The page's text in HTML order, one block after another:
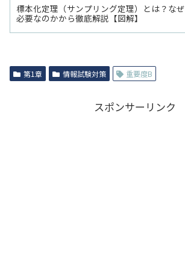
標本化定理（サンプリング定理）とは？なぜ
必要なのかから徹底解説【図解】
第1章 情報試験対策 重要度B
スポンサーリンク